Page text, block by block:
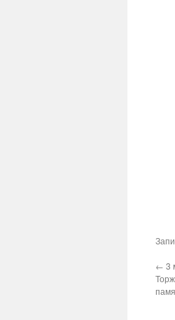
← 3